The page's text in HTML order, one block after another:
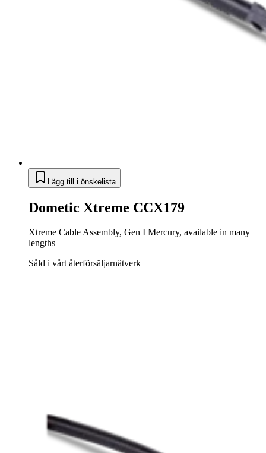
Lägg till i önskelista
Dometic Xtreme CCX179
Xtreme Cable Assembly, Gen I Mercury, available in many
lengths
Såld i vårt återförsäljarnätverk